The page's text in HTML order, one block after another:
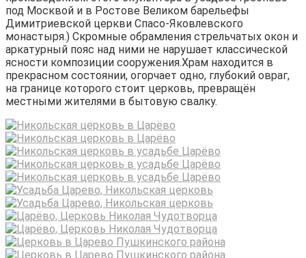
под Москвой и в Ростове Великом барельефы
Димитриевской церкви Спасо-Яковлевского
монастыря.) Скромные обрамления стрельчатых окон и
аркатурный пояс над ними не нарушает классической
ясности композиции сооружения.Храм находится в
прекрасном состоянии, огорчает одно, глубокий овраг,
на границе которого стоит церковь, превращён
местными жителями в бытовую свалку.